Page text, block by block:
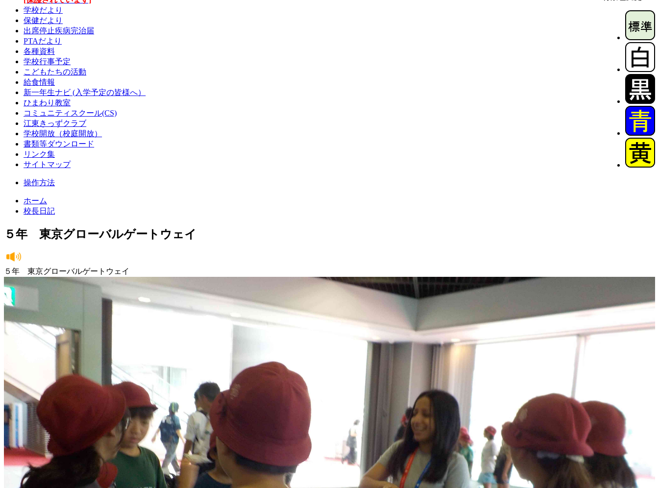
学校だより
保健だより
出席停止疾病完治届
PTAだより
各種資料
学校行事予定
こどもたちの活動
給食情報
新一年生ナビ (入学予定の皆様へ）
ひまわり教室
コミュニティスクール(CS)
江東きっずクラブ
学校開放（校庭開放）
書類等ダウンロード
リンク集
サイトマップ
操作方法
ホーム
校長日記
５年 東京グローバルゲートウェイ
５年 東京グローバルゲートウェイ